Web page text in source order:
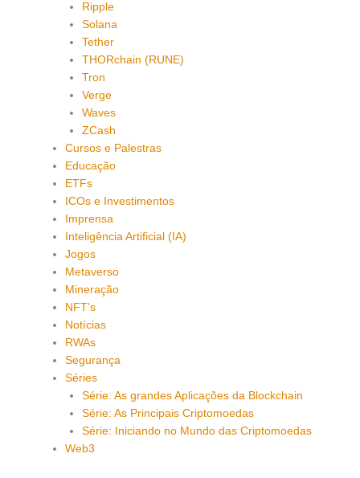
Ripple
Solana
Tether
THORchain (RUNE)
Tron
Verge
Waves
ZCash
Cursos e Palestras
Educação
ETFs
ICOs e Investimentos
Imprensa
Inteligência Artificial (IA)
Jogos
Metaverso
Mineração
NFT's
Notícias
RWAs
Segurança
Séries
Série: As grandes Aplicações da Blockchain
Série: As Principais Criptomoedas
Série: Iniciando no Mundo das Criptomoedas
Web3